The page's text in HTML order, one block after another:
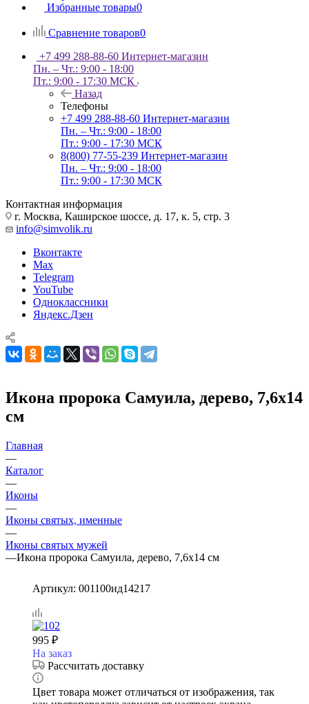
Избранные товары0
Сравнение товаров0
+7 499 288-88-60 Интернет-магазин
Пн. – Чт.: 9:00 - 18:00
Пт.: 9:00 - 17:30 МСК
Назад
Телефоны
+7 499 288-88-60 Интернет-магазин
Пн. – Чт.: 9:00 - 18:00
Пт.: 9:00 - 17:30 МСК
8(800) 77-55-239 Интернет-магазин
Пн. – Чт.: 9:00 - 18:00
Пт.: 9:00 - 17:30 МСК
Контактная информация
г. Москва, Каширское шоссе, д. 17, к. 5, стр. 3
info@simvolik.ru
Вконтакте
Max
Telegram
YouTube
Одноклассники
Яндекс.Дзен
Икона пророка Самуила, дерево, 7,6х14
см
Главная
—
Каталог
—
Иконы
—
Иконы святых, именные
—
Иконы святых мужей
—Икона пророка Самуила, дерево, 7,6х14 см
Артикул: 001100ид14217
995 ₽
На заказ
Рассчитать доставку
Цвет товара может отличаться от изображения, так